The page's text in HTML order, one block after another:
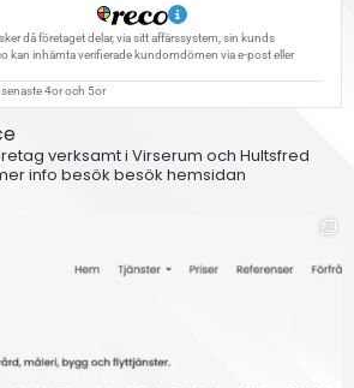
verksamt i Virserum och Hultsfred
info besök besök hemsidan